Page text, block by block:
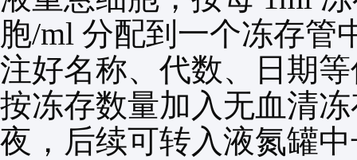
胞/ml 分配到一个冻存管
注好名称、代数、日期
按冻存数量加入无血清
夜，后续可转入液氮罐